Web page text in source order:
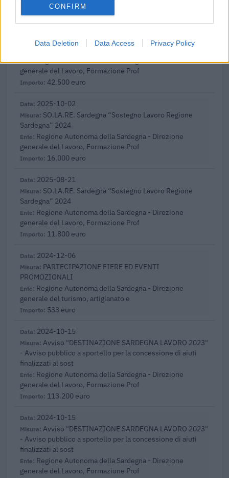
CONFIRM
Data Deletion Data Access Privacy Policy
4.900 euro
SO.LA.RE. Sardegna “Sostegno Lavoro Regione
Sardegna” 2024
Regione Autonoma della Sardegna - Direzione
generale del Lavoro, Formazione Prof
42.500 euro
2025-10-02
SO.LA.RE. Sardegna “Sostegno Lavoro Regione
Sardegna” 2024
Regione Autonoma della Sardegna - Direzione
generale del Lavoro, Formazione Prof
16.000 euro
2025-08-21
SO.LA.RE. Sardegna “Sostegno Lavoro Regione
Sardegna” 2024
Regione Autonoma della Sardegna - Direzione
generale del Lavoro, Formazione Prof
11.800 euro
2024-12-06
PARTECIPAZIONE FIERE ED EVENTI
PROMOZIONALI
Regione Autonoma della Sardegna - Direzione
generale del turismo, artigianato e
533 euro
2024-10-15
Avviso "DESTINAZIONE SARDEGNA LAVORO 2023"
- Avviso pubblico a sportello per la concessione di aiuti
finalizzati al sost
Regione Autonoma della Sardegna - Direzione
generale del Lavoro, Formazione Prof
113.200 euro
2024-10-15
Avviso "DESTINAZIONE SARDEGNA LAVORO 2023"
- Avviso pubblico a sportello per la concessione di aiuti
finalizzati al sost
Regione Autonoma della Sardegna - Direzione
generale del Lavoro, Formazione Prof